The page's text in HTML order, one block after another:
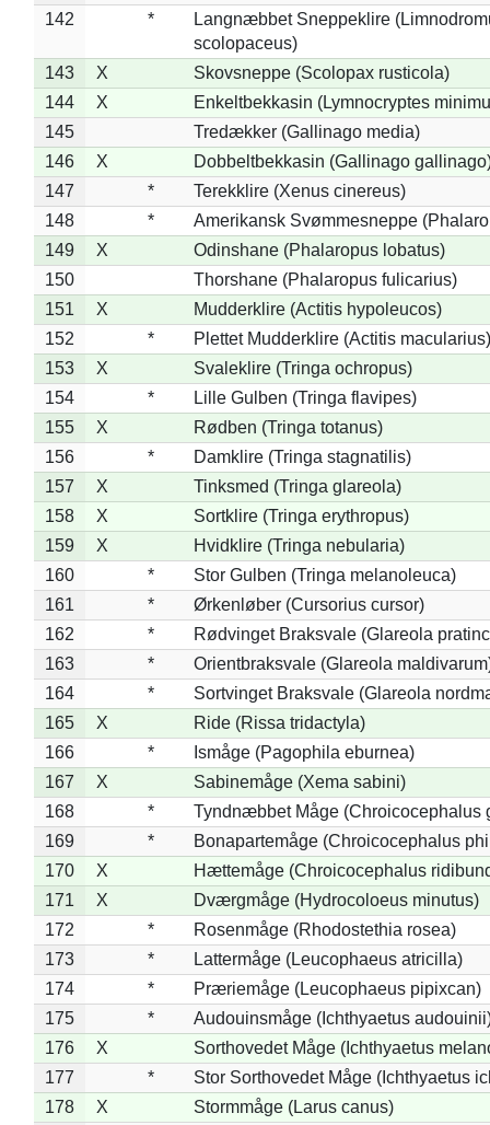
142
*
Langnæbbet Sneppeklire
scolopaceus)
143
X
Skovsneppe (Scolopax rusticola)
144
X
Enkeltbekkasin (Lymnocryptes
145
Tredækker (Gallinago media)
146
X
Dobbeltbekkasin (Gallinago
147
*
Terekklire (Xenus cinereus)
148
*
Amerikansk Svømmesneppe
149
X
Odinshane (Phalaropus lobatus)
150
Thorshane (Phalaropus fulicarius)
151
X
Mudderklire (Actitis hypoleucos)
152
*
Plettet Mudderklire (Actitis macularius)
153
X
Svaleklire (Tringa ochropus)
154
*
Lille Gulben (Tringa flavipes)
155
X
Rødben (Tringa totanus)
156
*
Damklire (Tringa stagnatilis)
157
X
Tinksmed (Tringa glareola)
158
X
Sortklire (Tringa erythropus)
159
X
Hvidklire (Tringa nebularia)
160
*
Stor Gulben (Tringa melanoleuca)
161
*
Ørkenløber (Cursorius cursor)
162
*
Rødvinget Braksvale (Glareola
163
*
Orientbraksvale (Glareola
164
*
Sortvinget Braksvale (Glareola
165
X
Ride (Rissa tridactyla)
166
*
Ismåge (Pagophila eburnea)
167
X
Sabinemåge (Xema sabini)
168
*
Tyndnæbbet Måge (Chroicocephalus
169
*
Bonapartemåge (Chroicocephalus
170
X
Hættemåge (Chroicocephalus
171
X
Dværgmåge (Hydrocoloeus minutus)
172
*
Rosenmåge (Rhodostethia rosea)
173
*
Lattermåge (Leucophaeus atricilla)
174
*
Præriemåge (Leucophaeus pipixcan)
175
*
Audouinsmåge (Ichthyaetus
176
X
Sorthovedet Måge (Ichthyaetus
177
*
Stor Sorthovedet Måge (Ichthyaetus
178
X
Stormmåge (Larus canus)